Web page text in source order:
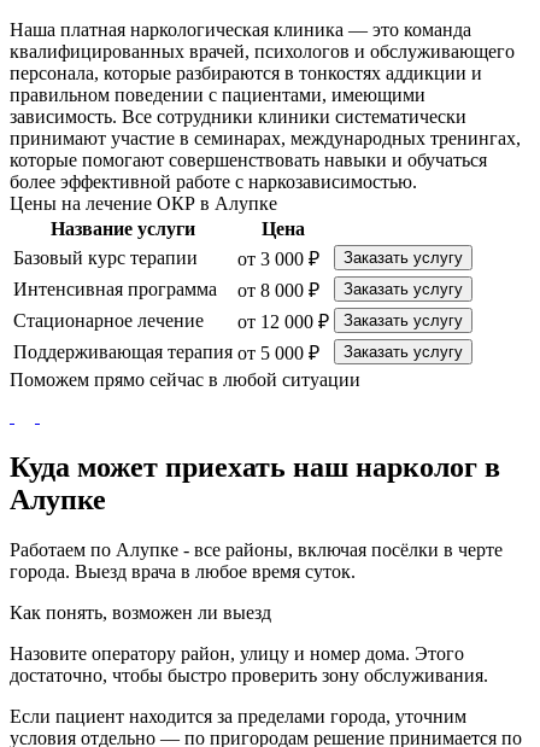
Наша платная наркологическая клиника — это команда
квалифицированных врачей, психологов и обслуживающего
персонала, которые разбираются в тонкостях аддикции и
правильном поведении с пациентами, имеющими
зависимость. Все сотрудники клиники систематически
принимают участие в семинарах, международных тренингах,
которые помогают совершенствовать навыки и обучаться
более эффективной работе с наркозависимостью.
Цены на лечение ОКР в Алупке
Название услуги
Цена
Базовый курс терапии
от 3 000 ₽ Заказать услугу
Интенсивная программа от 8 000 ₽ Заказать услугу
Стационарное лечение от 12 000 ₽ Заказать услугу
Поддерживающая терапия от 5 000 ₽ Заказать услугу
Поможем прямо сейчас в любой ситуации
Куда может приехать наш нарколог в
Алупке
Работаем по Алупке - все районы, включая посёлки в черте
города. Выезд врача в любое время суток.
Как понять, возможен ли выезд
Назовите оператору район, улицу и номер дома. Этого
достаточно, чтобы быстро проверить зону обслуживания.
Если пациент находится за пределами города, уточним
условия отдельно — по пригородам решение принимается по